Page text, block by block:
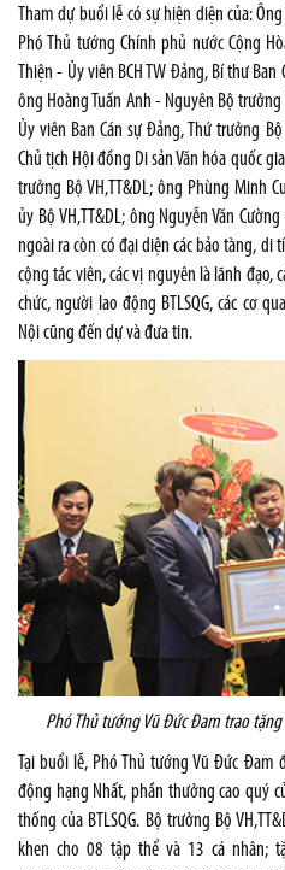
Tham dự buổi lễ có sự hiện diện của:
Phó Thủ tướng Chính phủ nước Cộng
Thiện - Ủy viên BCH TW Đảng, Bí thư Ban
ông Hoàng Tuấn Anh - Nguyên Bộ
Ủy viên Ban Cán sự Đảng, Thứ trưởng Bộ
Chủ tịch Hội đồng Di sản Văn hóa quốc
trưởng Bộ VH,TT&DL; ông Phùng Minh
ủy Bộ VH,TT&DL; ông Nguyễn Văn
ngoài ra còn có đại diện các bảo tàng, di
cộng tác viên, các vị nguyên là lãnh đạo,
chức, người lao động BTLSQG, các cơ
Nội cũng đến dự và đưa tin.
Phó Thủ tướng Vũ Đức Đam trao tặng
Tại buổi lễ, Phó Thủ tướng Vũ Đức Đam
động hạng Nhất, phần thưởng cao quý
thống của BTLSQG. Bộ trưởng Bộ
khen cho 08 tập thể và 13 cá nhân;